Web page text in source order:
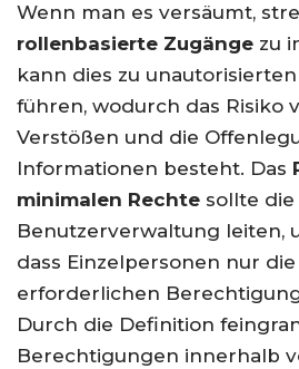
Wenn man es versäumt,
rollenbasierte Zugänge zu
kann dies zu
führen, wodurch das Risiko
Verstößen und die
Informationen besteht. Das
minimalen Rechte sollte die
Benutzerverwaltung leiten,
dass Einzelpersonen nur
erforderlichen
Durch die Definition
Berechtigungen innerhalb